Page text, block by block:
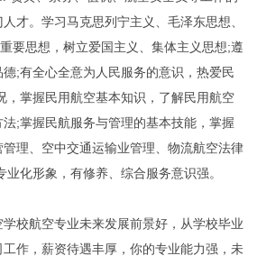
才。学习马克思列宁主义、毛泽东思想、
要思想，树立爱国主义、集体主义思想;遵
;有全心全意为人民服务的意识，热爱民
，掌握民用航空基本知识，了解民用航空
;掌握民航服务与管理的基本技能，掌握
理、空中交通运输业管理、物流航空法律
化形象，有修养、综合服务意识强。
航空专业未来发展前景好，从学校毕业
作，薪资待遇丰厚，你的专业能力强，未